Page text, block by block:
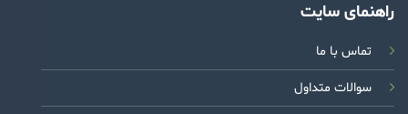
راهنمای سایت
تماس با ما
سوالات متداول